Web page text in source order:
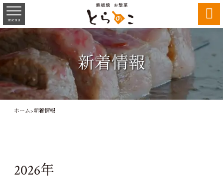
menu 
新着情報
ホーム>新着情報
2026年